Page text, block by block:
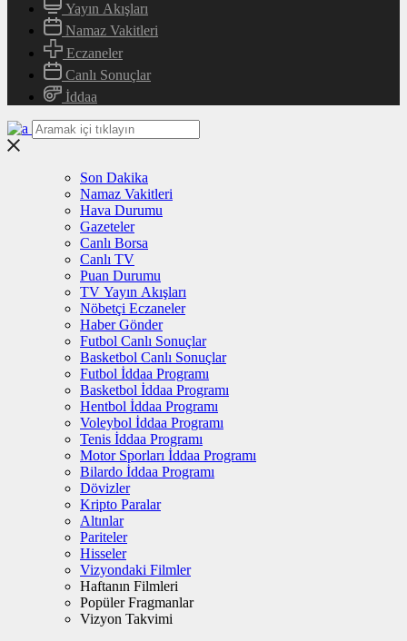
Yayın Akışları
Namaz Vakitleri
Eczaneler
Canlı Sonuçlar
İddaa
Son Dakika
Namaz Vakitleri
Hava Durumu
Gazeteler
Canlı Borsa
Canlı TV
Puan Durumu
TV Yayın Akışları
Nöbetçi Eczaneler
Haber Gönder
Futbol Canlı Sonuçlar
Basketbol Canlı Sonuçlar
Futbol İddaa Programı
Basketbol İddaa Programı
Hentbol İddaa Programı
Voleybol İddaa Programı
Tenis İddaa Programı
Motor Sporları İddaa Programı
Bilardo İddaa Programı
Dövizler
Kripto Paralar
Altınlar
Pariteler
Hisseler
Vizyondaki Filmler
Haftanın Filmleri
Popüler Fragmanlar
Vizyon Takvimi